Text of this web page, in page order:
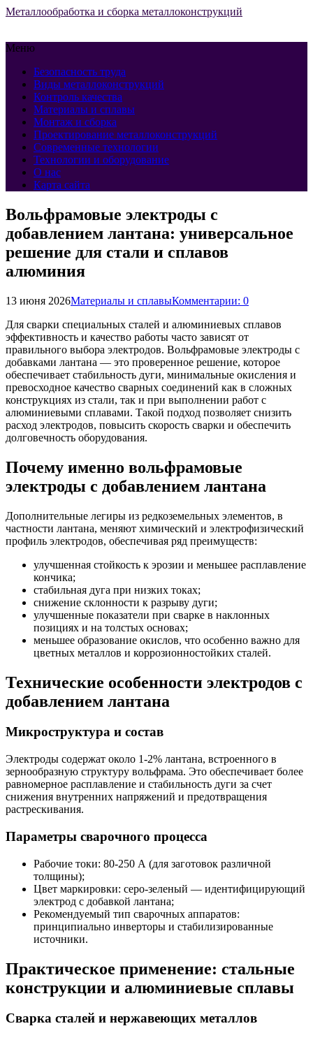
Металлообработка и сборка металлоконструкций
Меню
Безопасность труда
Виды металлоконструкций
Контроль качества
Материалы и сплавы
Монтаж и сборка
Проектирование металлоконструкций
Современные технологии
Технологии и оборудование
О нас
Карта сайта
Вольфрамовые электроды с
добавлением лантана: универсальное
решение для стали и сплавов
алюминия
13 июня 2026Материалы и сплавыКомментарии: 0
Для сварки специальных сталей и алюминиевых сплавов
эффективность и качество работы часто зависят от
правильного выбора электродов. Вольфрамовые электроды с
добавками лантана — это проверенное решение, которое
обеспечивает стабильность дуги, минимальные окисления и
превосходное качество сварных соединений как в сложных
конструкциях из стали, так и при выполнении работ с
алюминиевыми сплавами. Такой подход позволяет снизить
расход электродов, повысить скорость сварки и обеспечить
долговечность оборудования.
Почему именно вольфрамовые
электроды с добавлением лантана
Дополнительные легиры из редкоземельных элементов, в
частности лантана, меняют химический и электрофизический
профиль электродов, обеспечивая ряд преимуществ:
улучшенная стойкость к эрозии и меньшее расплавление
кончика;
стабильная дуга при низких токах;
снижение склонности к разрыву дуги;
улучшенные показатели при сварке в наклонных
позициях и на толстых основах;
меньшее образование окислов, что особенно важно для
цветных металлов и коррозионностойких сталей.
Технические особенности электродов с
добавлением лантана
Микроструктура и состав
Электроды содержат около 1-2% лантана, встроенного в
зернообразную структуру вольфрама. Это обеспечивает более
равномерное расплавление и стабильность дуги за счет
снижения внутренних напряжений и предотвращения
растрескивания.
Параметры сварочного процесса
Рабочие токи: 80-250 А (для заготовок различной
толщины);
Цвет маркировки: серо-зеленый — идентифицирующий
электрод с добавкой лантана;
Рекомендуемый тип сварочных аппаратов:
принципиально инверторы и стабилизированные
источники.
Практическое применение: стальные
конструкции и алюминиевые сплавы
Сварка сталей и нержавеющих металлов